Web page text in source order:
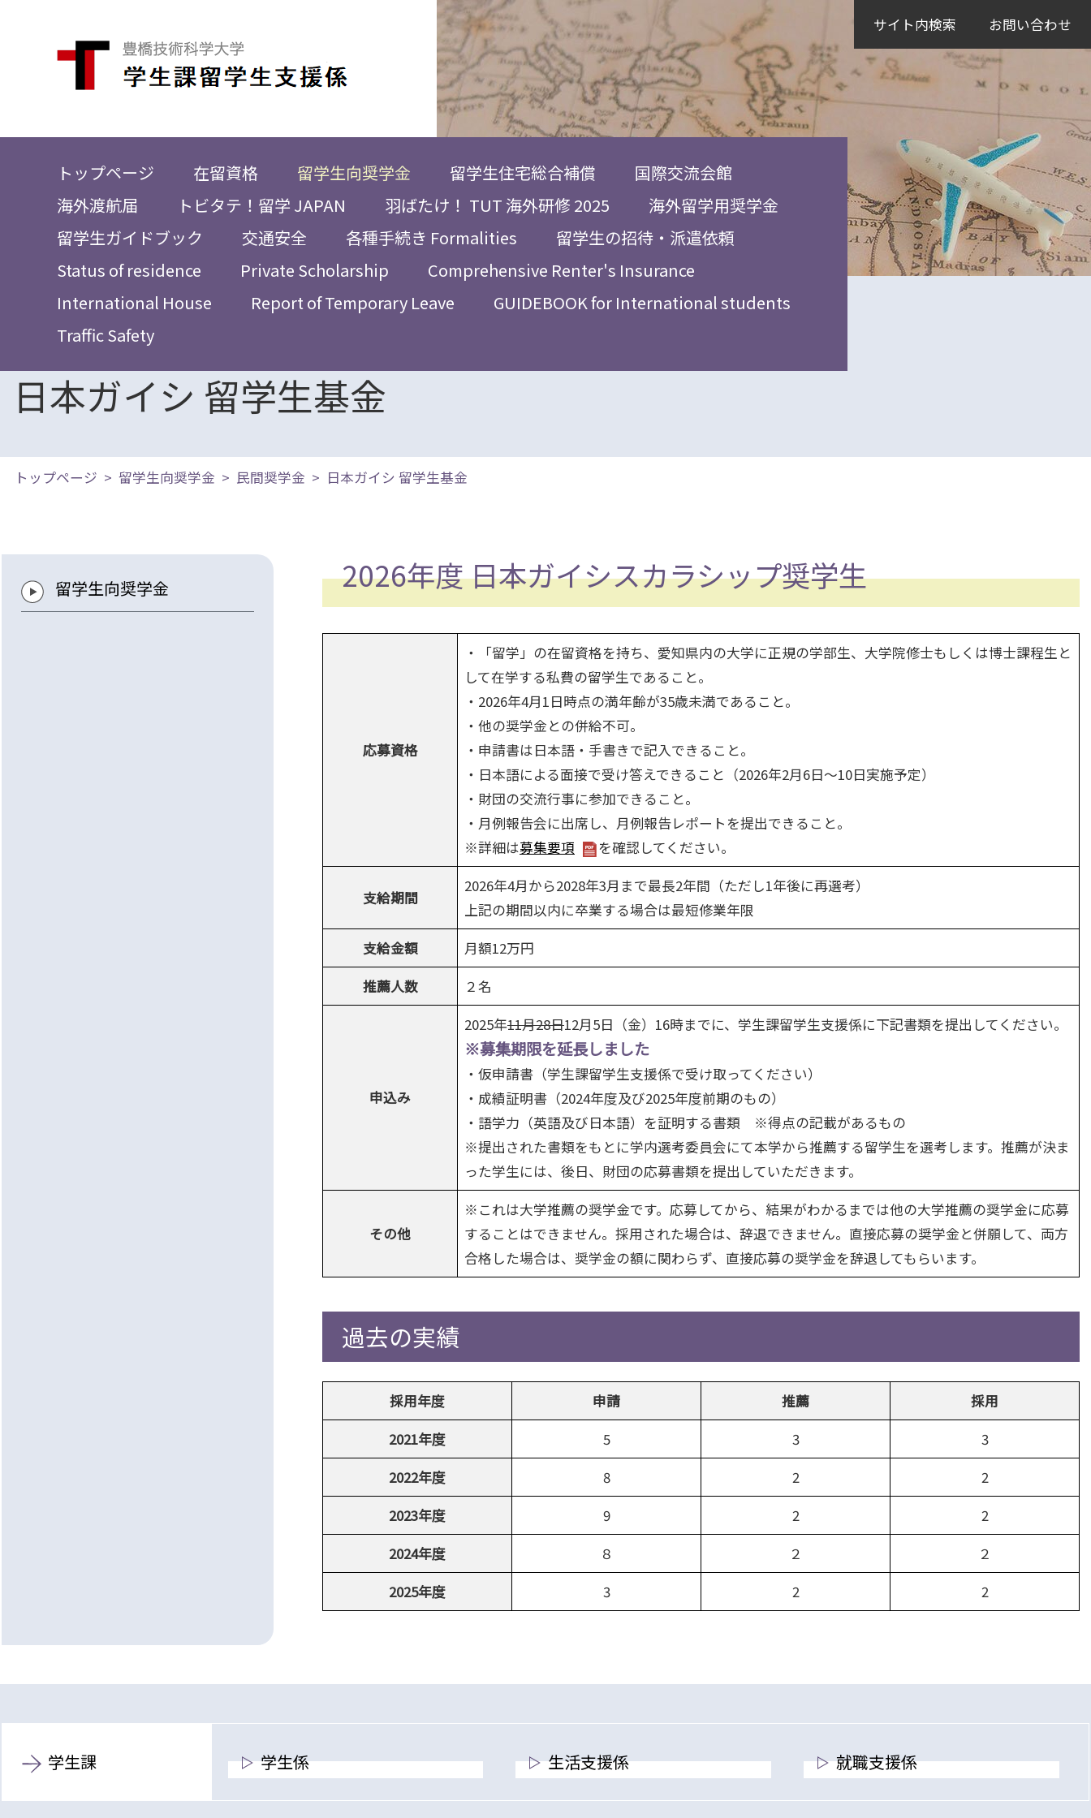
サイト内検索 お問い合わせ
トップページ 在留資格 留学生向奨学金 留学生住宅総合補償
国際交流会館
海外渡航届
トビタテ！留学 JAPAN 羽ばたけ！ TUT 海外研修 2025
海外留学用奨学金
留学生ガイドブック
交通安全 各種手続き Formalities
留学生の招待・派遣依頼
Status of residence
Private Scholarship
Comprehensive Renter's Insurance
International House
Report of Temporary Leave
GUIDEBOOK for International students
Traffic Safety
日本ガイシ 留学生基金
トップページ 留学生向奨学金 民間奨学金 日本ガイシ 留学生基金
留学生向奨学金 2026年度 日本ガイシスカラシップ奨学生
応募資格
・「留学」の在留資格を持ち、愛知県内の大学に正規の学部生、大学院修士もしくは博士課程生と
して在学する私費の留学生であること。
・2026年4月1日時点の満年齢が35歳未満であること。
・他の奨学金との併給不可。
・申請書は日本語・手書きで記入できること。
・日本語による面接で受け答えできること（2026年2月6日～10日実施予定）
・財団の交流行事に参加できること。
・月例報告会に出席し、月例報告レポートを提出できること。
※詳細は募集要項 を確認してください。
支給期間
2026年4月から2028年3月まで最長2年間（ただし1年後に再選考）
上記の期間以内に卒業する場合は最短修業年限
支給金額
月額12万円
推薦人数
２名
申込み
2025年11月28日12月5日（金）16時までに、学生課留学生支援係に下記書類を提出してください。
※募集期限を延長しました
・仮申請書（学生課留学生支援係で受け取ってください）
・成績証明書（2024年度及び2025年度前期のもの）
・語学力（英語及び日本語）を証明する書類 ※得点の記載があるもの
※提出された書類をもとに学内選考委員会にて本学から推薦する留学生を選考します。推薦が決ま
った学生には、後日、財団の応募書類を提出していただきます。
その他
※これは大学推薦の奨学金です。応募してから、結果がわかるまでは他の大学推薦の奨学金に応募
することはできません。採用された場合は、辞退できません。直接応募の奨学金と併願して、両方
合格した場合は、奨学金の額に関わらず、直接応募の奨学金を辞退してもらいます。
過去の実績
採用年度 申請 推薦
採用
2021年度
5 3
3
2022年度
8 2
2
2023年度
9 2
2
2024年度
８ ２
２
2025年度
3 2 2
学生課 学生係 生活支援係 就職支援係